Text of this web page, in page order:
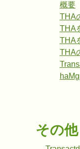
概要
THA
THA
THA
THA
その他